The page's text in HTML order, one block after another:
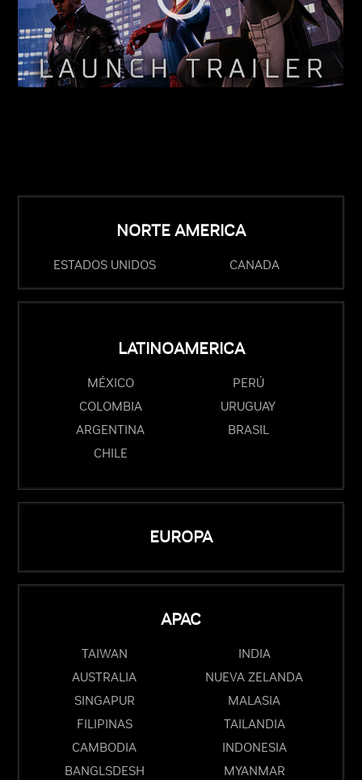
NORTE AMERICA
ESTADOS UNIDOS CANADA
LATINOAMERICA
MÉXICO
PERÚ
COLOMBIA
URUGUAY
ARGENTINA
BRASIL
CHILE
EUROPA
APAC
TAIWAN
INDIA
AUSTRALIA
NUEVA ZELANDA
SINGAPUR
MALASIA
FILIPINAS
TAILANDIA
CAMBODIA
INDONESIA
BANGLSDESH
MYANMAR